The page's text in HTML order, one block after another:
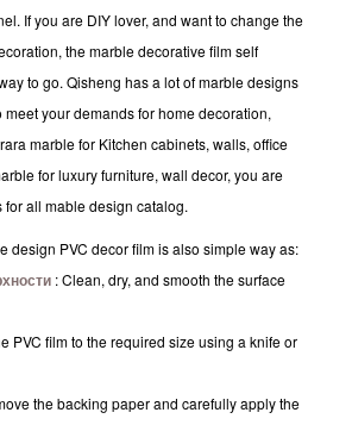
If you are DIY lover, and want to change the
the marble decorative film self
to go. Qisheng has a lot of marble designs
your demands for home decoration,
marble for Kitchen cabinets, walls, office
for luxury furniture, wall decor, you are
for all mable design catalog.
design PVC decor film is also simple way as:
: Clean, dry, and smooth the surface
PVC film to the required size using a knife or
the backing paper and carefully apply the